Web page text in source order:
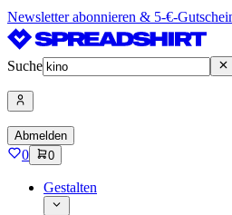
Newsletter abonnieren & 5-€-
Suche
Abmelden
0 0
Gestalten